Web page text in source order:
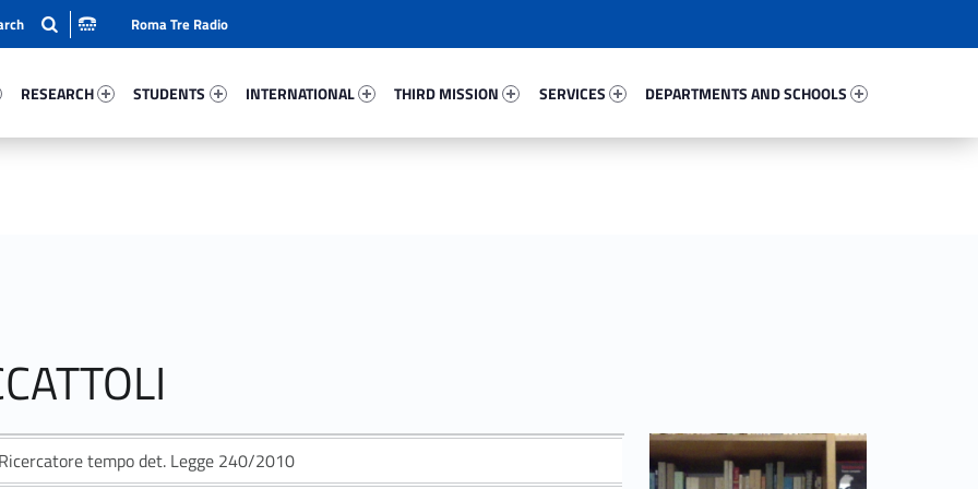
RESEARCH
STUDENTS
INTERNATIONAL
THIRD MISSION
SERVICES
DEPARTMENTS AND SCHOOLS
Roma Tre Radio
Ricercatore tempo det. Legge 240/2010